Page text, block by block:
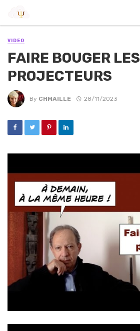
VIDEO
FAIRE BOUGER LES
PROJECTEURS
By CHMAILLE 28/11/2023